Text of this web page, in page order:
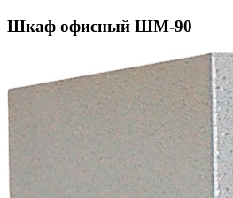
Шкаф офисный ШМ-90